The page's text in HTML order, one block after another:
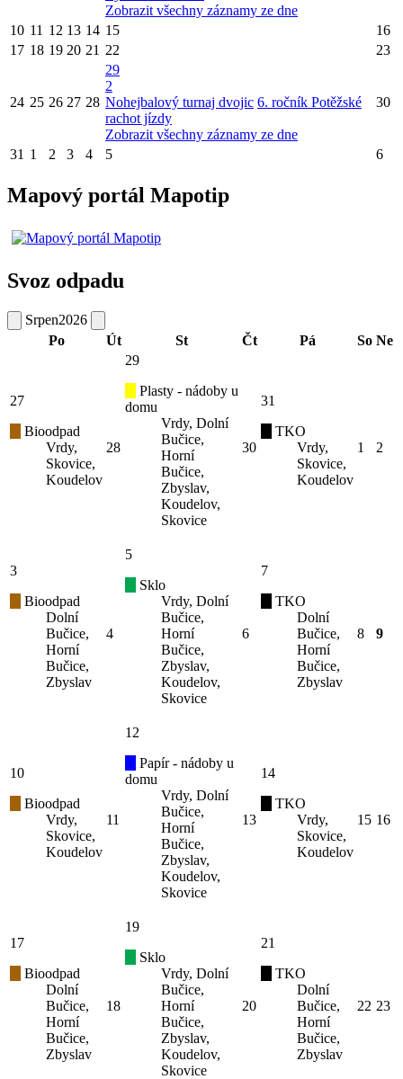
Zobrazit všechny záznamy ze dne
10 11 12 13 14 15
16
17 18 19 20 21 22 23
24 25 26 27 28
29
2
Nohejbalový turnaj dvojic 6. ročník Potěžské
rachot jízdy
Zobrazit všechny záznamy ze dne
30
31 1 2 3 4 5 6
Mapový portál Mapotip
Svoz odpadu
Srpen2026
Po
Út St Čt Pá So Ne
27
Bioodpad
Vrdy,
Skovice,
Koudelov
28
29
Plasty - nádoby u
domu
Vrdy, Dolní
Bučice,
Horní
Bučice,
Zbyslav,
Koudelov,
Skovice
30
31
TKO
Vrdy,
Skovice,
Koudelov
1 2
3
Bioodpad
Dolní
Bučice,
Horní
Bučice,
Zbyslav
4
5
Sklo
Vrdy, Dolní
Bučice,
Horní
Bučice,
Zbyslav,
Koudelov,
Skovice
6
7
TKO
Dolní
Bučice,
Horní
Bučice,
Zbyslav
8 9
10
Bioodpad
Vrdy,
Skovice,
Koudelov
11
12
Papír - nádoby u
domu
Vrdy, Dolní
Bučice,
Horní
Bučice,
Zbyslav,
Koudelov,
Skovice
13
14
TKO
Vrdy,
Skovice,
Koudelov
15 16
17
Bioodpad
Dolní
Bučice,
Horní
Bučice,
Zbyslav
18
19
Sklo
Vrdy, Dolní
Bučice,
Horní
Bučice,
Zbyslav,
Koudelov,
Skovice
20
21
TKO
Dolní
Bučice,
Horní
Bučice,
Zbyslav
22 23